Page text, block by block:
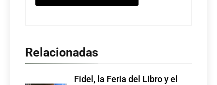
Relacionadas
Fidel, la Feria del Libro y el